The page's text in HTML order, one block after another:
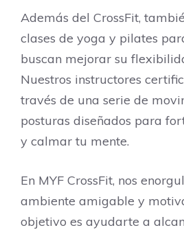
Además del CrossFit,
clases de yoga y pilates
buscan mejorar su
Nuestros instructores
través de una serie de
posturas diseñados para
y calmar tu mente.
En MYF CrossFit, nos
ambiente amigable y
objetivo es ayudarte a